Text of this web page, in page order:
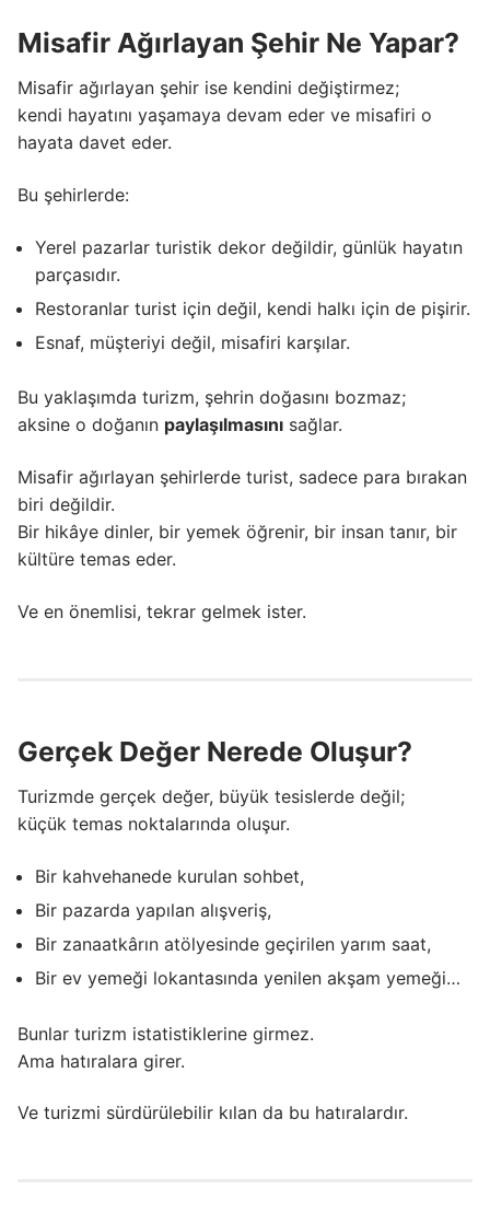
Misafir Ağırlayan Şehir Ne Yapar?
Misafir ağırlayan şehir ise kendini değiştirmez;
kendi hayatını yaşamaya devam eder ve misafiri o
hayata davet eder.
Bu şehirlerde:
Yerel pazarlar turistik dekor değildir, günlük hayatın
parçasıdır.
Restoranlar turist için değil, kendi halkı için de pişirir.
Esnaf, müşteriyi değil, misafiri karşılar.
Bu yaklaşımda turizm, şehrin doğasını bozmaz;
aksine o doğanın paylaşılmasını sağlar.
Misafir ağırlayan şehirlerde turist, sadece para bırakan
biri değildir.
Bir hikâye dinler, bir yemek öğrenir, bir insan tanır, bir
kültüre temas eder.
Ve en önemlisi, tekrar gelmek ister.
Gerçek Değer Nerede Oluşur?
Turizmde gerçek değer, büyük tesislerde değil;
küçük temas noktalarında oluşur.
Bir kahvehanede kurulan sohbet,
Bir pazarda yapılan alışveriş,
Bir zanaatkârın atölyesinde geçirilen yarım saat,
Bir ev yemeği lokantasında yenilen akşam yemeği…
Bunlar turizm istatistiklerine girmez.
Ama hatıralara girer.
Ve turizmi sürdürülebilir kılan da bu hatıralardır.